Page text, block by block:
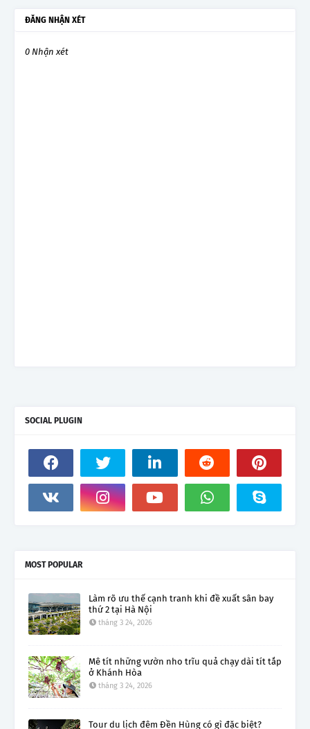
ĐĂNG NHẬN XÉT
0 Nhận xét
SOCIAL PLUGIN
MOST POPULAR
Làm rõ ưu thế cạnh tranh khi đề xuất sân bay
thứ 2 tại Hà Nội
tháng 3 24, 2026
Mê tít những vườn nho trĩu quả chạy dài tít tắp
ở Khánh Hòa
tháng 3 24, 2026
Tour du lịch đêm Đền Hùng có gì đặc biệt?